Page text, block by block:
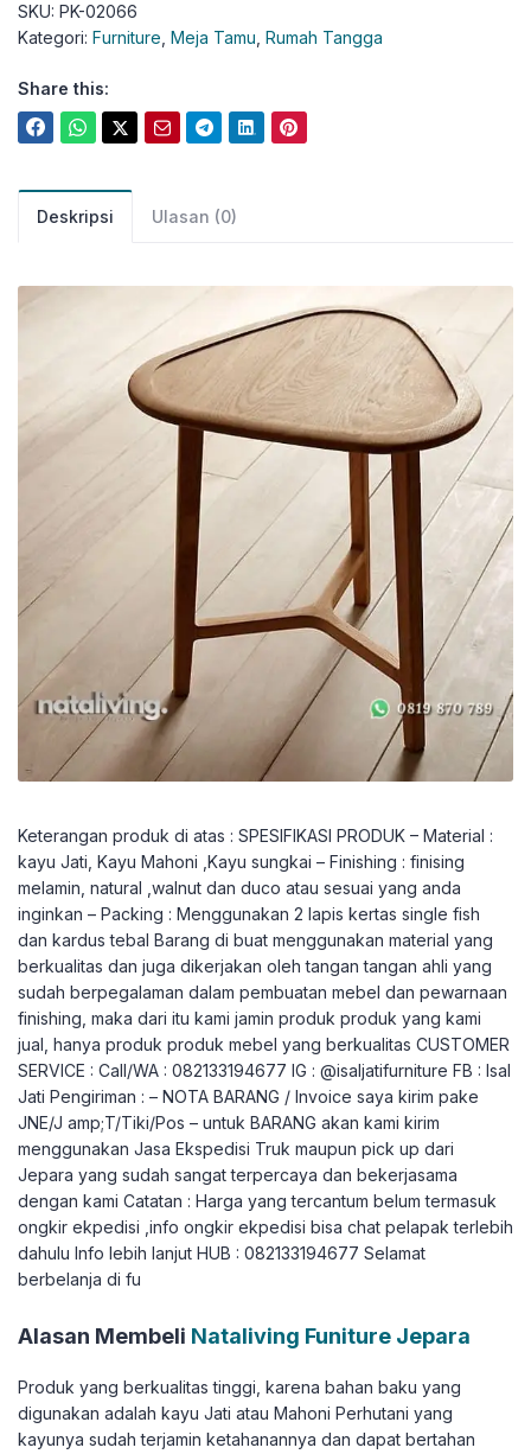
SKU: PK-02066
Kategori: Furniture Meja Tamu Rumah Tangga
Share this:
Deskripsi Ulasan (0)
Keterangan produk di atas : SPESIFIKASI PRODUK – Material :
kayu Jati, Kayu Mahoni ,Kayu sungkai – Finishing : finising
melamin, natural ,walnut dan duco atau sesuai yang anda
inginkan – Packing : Menggunakan 2 lapis kertas single fish
dan kardus tebal Barang di buat menggunakan material yang
berkualitas dan juga dikerjakan oleh tangan tangan ahli yang
sudah berpegalaman dalam pembuatan mebel dan pewarnaan
finishing, maka dari itu kami jamin produk produk yang kami
jual, hanya produk produk mebel yang berkualitas CUSTOMER
SERVICE : Call/WA : 082133194677 IG : @isaljatifurniture FB : Isal
Jati Pengiriman : – NOTA BARANG / Invoice saya kirim pake
JNE/J amp;T/Tiki/Pos – untuk BARANG akan kami kirim
menggunakan Jasa Ekspedisi Truk maupun pick up dari
Jepara yang sudah sangat terpercaya dan bekerjasama
dengan kami Catatan : Harga yang tercantum belum termasuk
ongkir ekpedisi ,info ongkir ekpedisi bisa chat pelapak terlebih
dahulu Info lebih lanjut HUB : 082133194677 Selamat
berbelanja di fu
Alasan Membeli Nataliving Funiture Jepara
Produk yang berkualitas tinggi, karena bahan baku yang
digunakan adalah kayu Jati atau Mahoni Perhutani yang
kayunya sudah terjamin ketahanannya dan dapat bertahan